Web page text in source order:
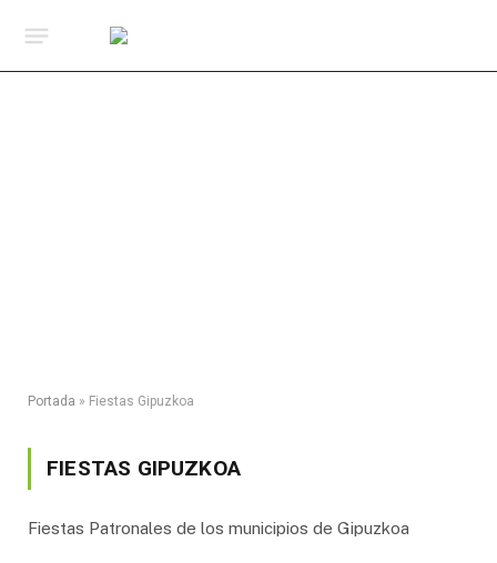
Portada » Fiestas Gipuzkoa
FIESTAS GIPUZKOA
Fiestas Patronales de los municipios de Gipuzkoa